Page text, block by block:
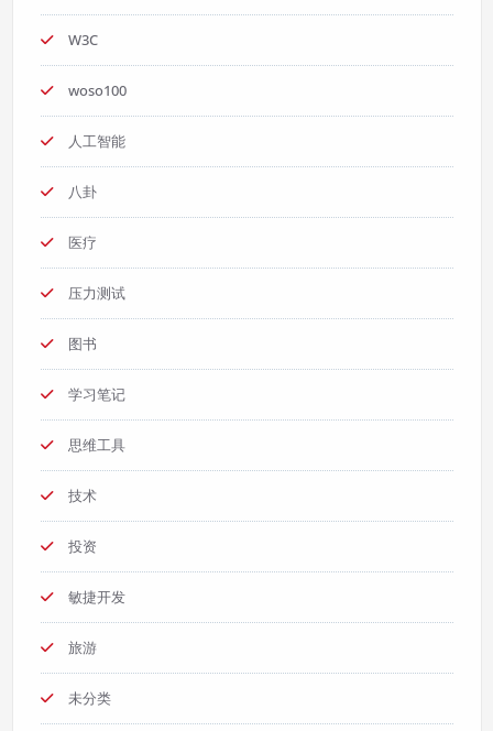
W3C
woso100
人工智能
八卦
医疗
压力测试
图书
学习笔记
思维工具
技术
投资
敏捷开发
旅游
未分类